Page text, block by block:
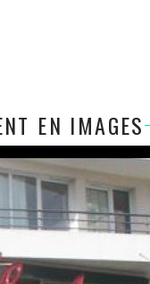
EN IMAGES